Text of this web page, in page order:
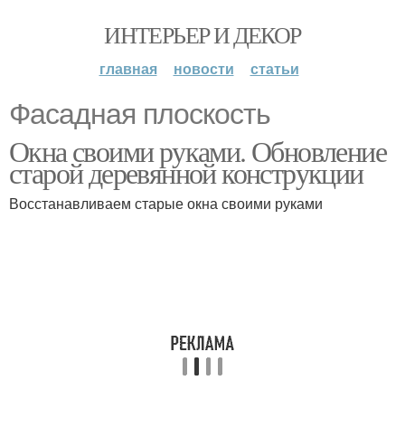
ИНТЕРЬЕР И ДЕКОР
главная новости статьи
Фасадная плоскость
Окна своими руками. Обновление
старой деревянной конструкции
Восстанавливаем старые окна своими руками